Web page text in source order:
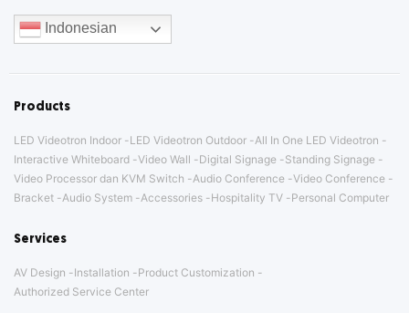
Indonesian
Products
LED Videotron Indoor LED Videotron Outdoor All In One LED Videotron
Interactive Whiteboard Video Wall Digital Signage
Standing Signage
Video Processor dan KVM Switch
Audio Conference Video Conference
Bracket Audio System Accessories Hospitality TV Personal Computer
Services
AV Design Installation
Product Customization
Authorized Service Center